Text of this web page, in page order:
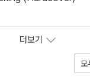
더보기
모